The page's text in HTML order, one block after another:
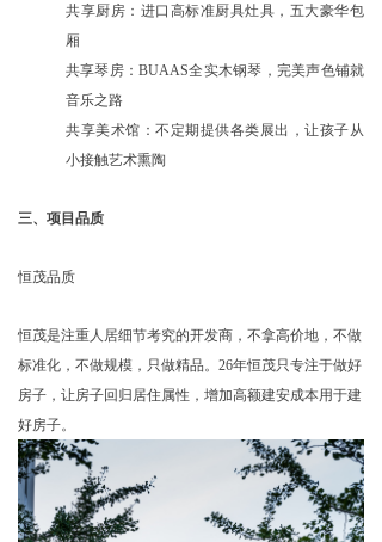
共享厨房：进口高标准厨具灶具，五大豪华包
厢
共享琴房：BUAAS全实木钢琴，完美声色铺就
音乐之路
共享美术馆：不定期提供各类展出，让孩子从
小接触艺术熏陶
三、项目品质
恒茂品质
恒茂是注重人居细节考究的开发商，不拿高价地，不做
标准化，不做规模，只做精品。26年恒茂只专注于做好
房子，让房子回归居住属性，增加高额建安成本用于建
好房子。